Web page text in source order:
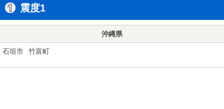
震度1
沖縄県
石垣市 竹富町